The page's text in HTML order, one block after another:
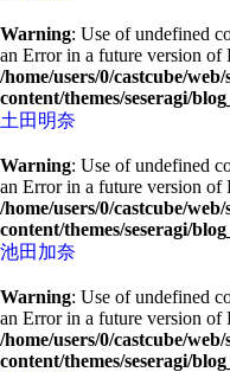
Warning: Use of undefined
an Error in a future version of
/home/users/0/castcube/
content/themes/seseragi/
土田明奈
Warning: Use of undefined
an Error in a future version of
/home/users/0/castcube/
content/themes/seseragi/
池田加奈
Warning: Use of undefined
an Error in a future version of
/home/users/0/castcube/
content/themes/seseragi/